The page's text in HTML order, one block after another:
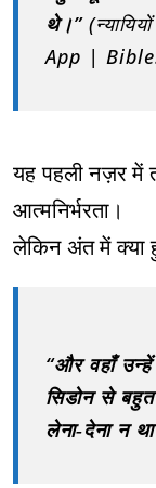
थे।”
App |
यह पहली नज़र में
आत्मनिर्भरता।
लेकिन अंत में क्या
“और वहाँ उन्हें
सिडोन से
लेना‑देना न